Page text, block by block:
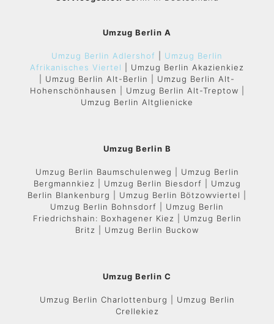
Umzug Berlin A
Umzug Berlin Adlershof
Umzug Berlin
Afrikanisches Viertel
| Umzug Berlin Akazienkiez
| Umzug Berlin Alt-Berlin | Umzug Berlin Alt-
Hohenschönhausen | Umzug Berlin Alt-Treptow |
Umzug Berlin Altglienicke
Umzug Berlin B
Umzug Berlin Baumschulenweg | Umzug Berlin
Bergmannkiez | Umzug Berlin Biesdorf | Umzug
Berlin Blankenburg | Umzug Berlin Bötzowviertel |
Umzug Berlin Bohnsdorf | Umzug Berlin
Friedrichshain: Boxhagener Kiez | Umzug Berlin
Britz | Umzug Berlin Buckow
Umzug Berlin C
Umzug Berlin Charlottenburg | Umzug Berlin
Crellekiez